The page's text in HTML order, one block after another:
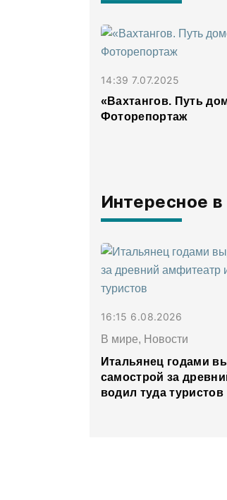
14:39 7.07.2025
«Вахтангов. Путь
Фоторепортаж
Интересное
16:15 6.08.2026
В мире, Новости
Итальянец годами
самострой за
водил туда туристов